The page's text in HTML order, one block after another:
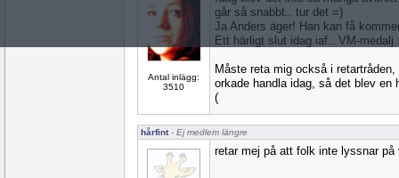
Antal inlägg:
3510
går så snabbt.. tur det =)
Ja Anders äger! Han kan få
Ett härligt slut idag iaf.. VM-medalj
Måste reta mig också i
orkade handla idag, så det blev en
(
hårfint- Ej medlem längre
retar mej på att folk inte lyssnar på